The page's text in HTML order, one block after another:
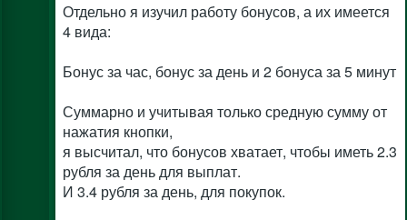
Отдельно я изучил работу бонусов, а их имеется
4 вида:
Бонус за час, бонус за день и 2 бонуса за 5 минут
Суммарно и учитывая только средную сумму от
нажатия кнопки,
я высчитал, что бонусов хватает, чтобы иметь 2.3
рубля за день для выплат.
И 3.4 рубля за день, для покупок.